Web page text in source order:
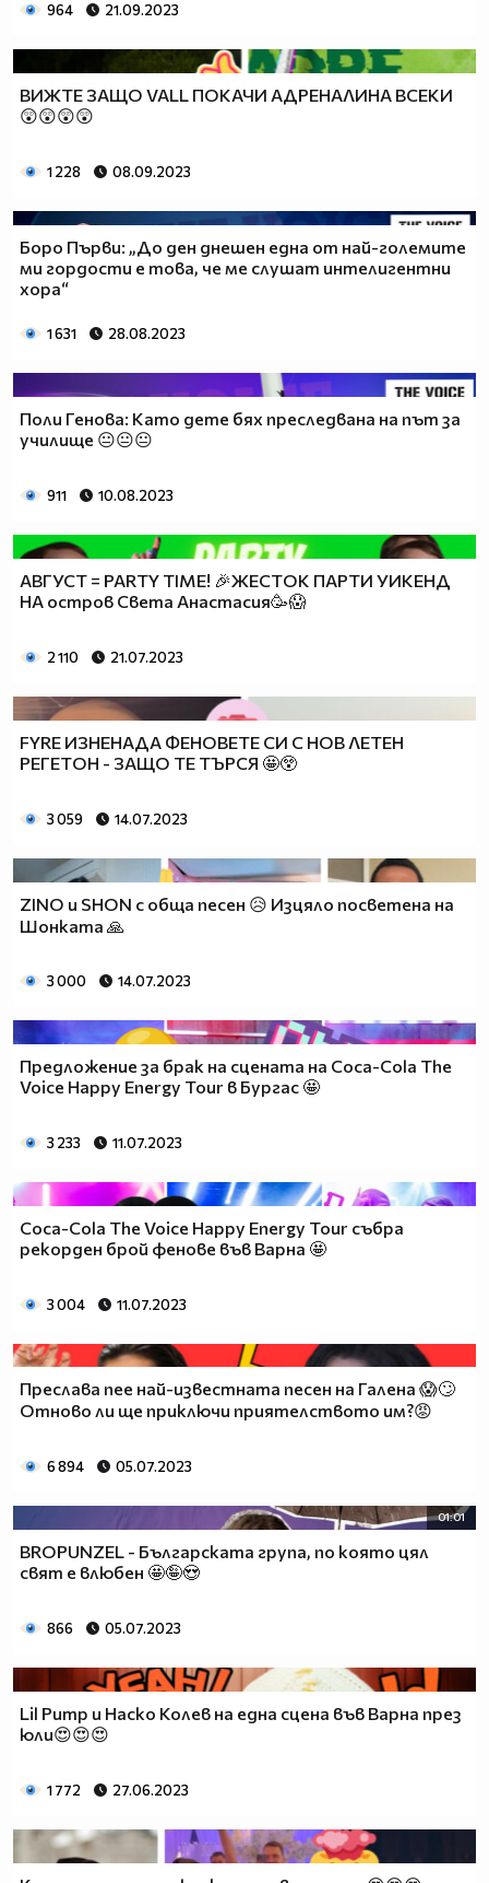
964 21.09.2023
ВИЖТЕ ЗАЩО VALL ПОКАЧИ АДРЕНАЛИНА ВСЕКИ
😲😲😲😲
1 228 08.09.2023
Боро Първи: „До ден днешен една от най-големите
ми гордости е това, че ме слушат интелигентни
хора“
1 631 28.08.2023
Поли Генова: Като дете бях преследвана на път за
училище 😐😐😐
911 10.08.2023
АВГУСТ = PARTY TIME! 🎉ЖЕСТОК ПАРТИ УИКЕНД
НА остров Света Анастасия🥳😱
2 110 21.07.2023
FYRE ИЗНЕНАДА ФЕНОВЕТЕ СИ С НОВ ЛЕТЕН
РЕГЕТОН - ЗАЩО ТЕ ТЪРСЯ 🤩😲
3 059 14.07.2023
ZINO и SHON с обща песен 😥 Изцяло посветена на
Шонката 🙏
3 000 14.07.2023
Предложение за брак на сцената на Coca-Cola The
Voice Happy Energy Tour в Бургас 🤩
3 233 11.07.2023
Coca-Cola The Voice Happy Energy Tour събра
рекорден брой фенове във Варна 🤩
3 004 11.07.2023
Преслава пее най-известната песен на Галена 😱🙄
Отново ли ще приключи приятелството им?😡
6 894 05.07.2023
01:01
BROPUNZEL - Българската група, по която цял
свят е влюбен 🤩🤪😍
866 05.07.2023
Lil Pump и Наско Колев на една сцена във Варна през
юли😍😍😍
1 772 27.06.2023